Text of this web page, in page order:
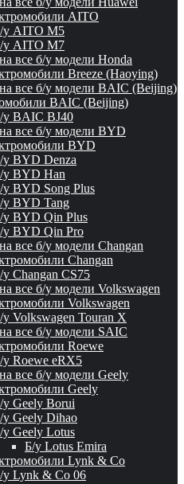
AITO
у AITO M5
у AITO M7
все б/у модели Honda
Breeze (Haoying)
все б/у модели BAIC (Beijing)
BAIC (Beijing)
у BAIC BJ40
все б/у модели BYD
BYD
у BYD Denza
у BYD Han
у BYD Song Plus
у BYD Tang
у BYD Qin Plus
у BYD Qin Pro
все б/у модели Changan
Changan
у Changan CS75
все б/у модели Volkswagen
Volkswagen
у Volkswagen Touran X
все б/у модели SAIC
Roewe
у Roewe eRX5
все б/у модели Geely
Geely
у Geely Borui
у Geely Dihao
у Geely Lotus
Б/у Lotus Emira
Lynk & Co
у Lynk & Co 06